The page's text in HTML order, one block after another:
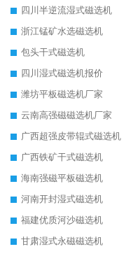
四川半逆流湿式磁选机
浙江锰矿水选磁选机
包头干式磁选机
四川湿式磁选机报价
潍坊平板磁选机厂家
云南高强磁磁选机厂家
广西超强皮带辊式磁选机
广西铁矿干式磁选机
海南强磁平板磁选机
河南开封湿式磁选机
福建优质河沙磁选机
甘肃湿式永磁磁选机